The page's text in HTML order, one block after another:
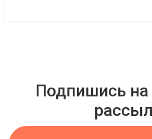
Подпишись